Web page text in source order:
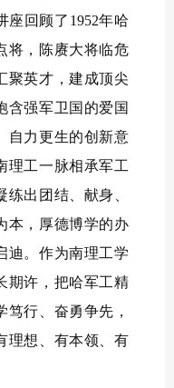
座回顾了1952年哈
将，陈赓大将临危
聚英才，建成顶尖
含强军卫国的爱国
自力更生的创新意
理工一脉相承军工
出团结、献身、
本，厚德博学的办
迪。作为南理工学
期许，把哈军工精
行、奋勇争先，
理想、有本领、有